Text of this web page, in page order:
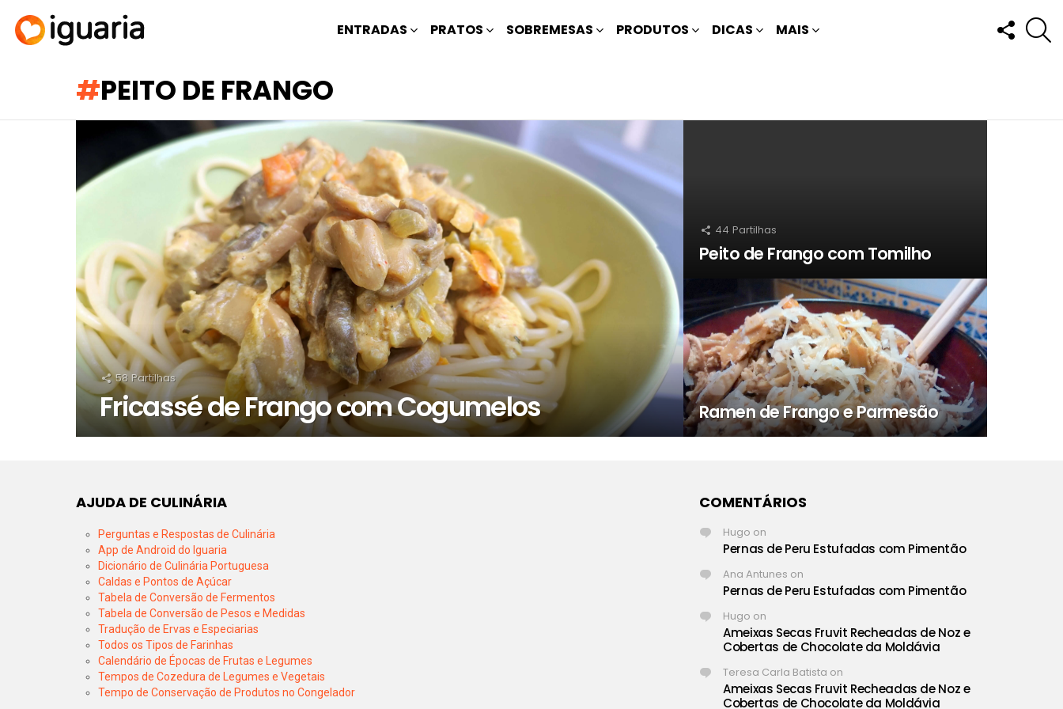
ENTRADAS PRATOS SOBREMESAS PRODUTOS DICAS MAIS
FOLLOW
US
PEITO DE FRANGO
RECOMENDADOS
58 Partilhas
Fricassé de Frango com Cogumelos
44 Partilhas
Peito de Frango com Tomilho
Ramen de Frango e Parmesão
AJUDA DE CULINÁRIA
Perguntas e Respostas de Culinária
App de Android do Iguaria
Dicionário de Culinária Portuguesa
Caldas e Pontos de Açúcar
Tabela de Conversão de Fermentos
Tabela de Conversão de Pesos e Medidas
Tradução de Ervas e Especiarias
Todos os Tipos de Farinhas
Calendário de Épocas de Frutas e Legumes
Tempos de Cozedura de Legumes e Vegetais
Tempo de Conservação de Produtos no Congelador
COMENTÁRIOS
Hugo on
Pernas de Peru Estufadas com Pimentão
Ana Antunes on
Pernas de Peru Estufadas com Pimentão
Hugo on
Ameixas Secas Fruvit Recheadas de Noz e
Cobertas de Chocolate da Moldávia
Teresa Carla Batista on
Ameixas Secas Fruvit Recheadas de Noz e
Cobertas de Chocolate da Moldávia